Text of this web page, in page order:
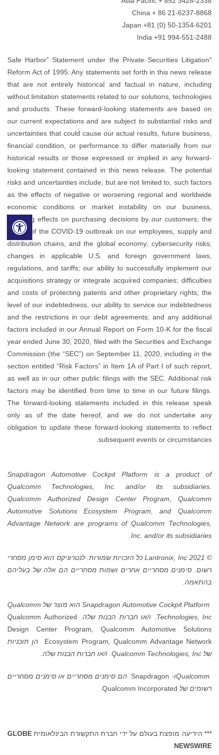
China + 86 21-6237-8868
Japan +81 (0) 50-1354-6201
India +91 994-551-2488
“Safe Harbor” Statement under the Private Securities Litigation
Reform Act of 1995: Any statements set forth in this news release
that are not entirely historical and factual in nature, including
without limitation statements related to our solutions, technologies
and products. These forward-looking statements are based on
our current expectations and are subject to substantial risks and
uncertainties that could cause our actual results, future business,
financial condition, or performance to differ materially from our
historical results or those expressed or implied in any forward-
looking statement contained in this news release. The potential
risks and uncertainties include, but are not limited to, such factors
as the effects of negative or worsening regional and worldwide
economic conditions or market instability on our business,
including effects on purchasing decisions by our customers; the
impact of the COVID-19 outbreak on our employees, supply and
distribution chains, and the global economy; cybersecurity risks;
changes in applicable U.S. and foreign government laws,
regulations, and tariffs; our ability to successfully implement our
acquisitions strategy or integrate acquired companies; difficulties
and costs of protecting patents and other proprietary rights; the
level of our indebtedness, our ability to service our indebtedness
and the restrictions in our debt agreements; and any additional
factors included in our Annual Report on Form 10-K for the fiscal
year ended June 30, 2020, filed with the Securities and Exchange
Commission (the “SEC”) on September 11, 2020, including in the
section entitled “Risk Factors” in Item 1A of Part I of such report,
as well as in our other public filings with the SEC. Additional risk
factors may be identified from time to time in our future filings.
The forward-looking statements included in this release speak
only as of the date hereof, and we do not undertake any
obligation to update these forward-looking statements to reflect
subsequent events or circumstances.
Snapdragon Automotive Cockpit Platform is a product of
Qualcomm Technologies, Inc. and/or its subsidiaries.
Qualcomm
Authorized Design Center Program, Qualcomm
Automotive Solutions Ecosystem Program, and Qualcomm
Advantage Network are programs of Qualcomm Technologies,
Inc. and/or its subsidiaries.
© 2021 Lantronix, Inc
כל הזכויות שמורות. לנטרוניקס הוא סימן מסחרי
רשום. סימנים מסחריים אחרים ושמות מסחריים הם אלה של בעליהם
בהתאמה.
הוא מוצר של Qualcomm
Technologies, Inc.
ו/או חברות הבנות שלה. Qualcomm Authorized
Design Center Program, Qualcomm Automotive Solutions
Ecosystem Program,Qualcomm Advantage Network
הן תוכניות
של
ו/או חברות הבנות שלה.
ו-
הם סימנים מסחריים או סימנים מסחריים
רשומים של Qualcomm Incorporated.
*** הידיעה מופצת בעולם על ידי חברת התקשורת הבינלאומית GLOBE
NEWSWIRE